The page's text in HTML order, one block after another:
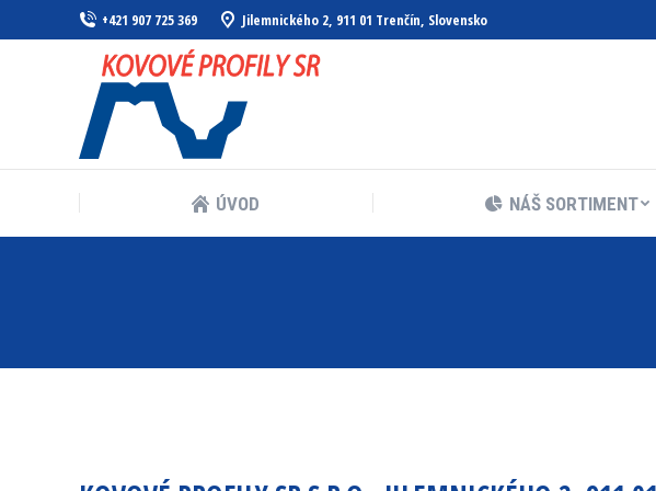
+421 907 725 369 Jilemnického 2, 911 01 Trenčín, Slovensko
ÚVOD NÁŠ SORTIMENT
ÚVOD NÁŠ SORTIMENT